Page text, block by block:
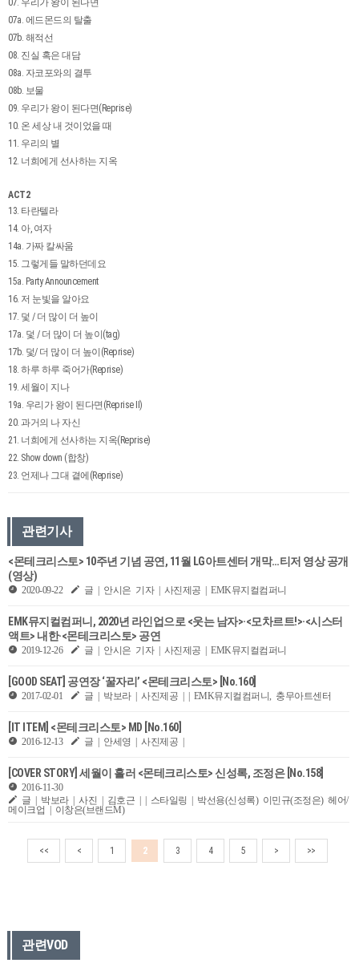
07. 우리가 왕이 된다면
07a. 에드몬드의 탈출
07b. 해적선
08. 진실 혹은 대담
08a. 자코포와의 결투
08b. 보물
09. 우리가 왕이 된다면(Reprise)
10. 온 세상 내 것이었을 때
11. 우리의 별
12. 너희에게 선사하는 지옥
ACT2
13. 타란텔라
14. 아, 여자
14a. 가짜 칼싸움
15. 그렇게들 말하던데요
15a. Party Announcement
16. 저 눈빛을 알아요
17. 덫 / 더 많이 더 높이
17a. 덫 / 더 많이 더 높이(tag)
17b. 덫/ 더 많이 더 높이(Reprise)
18. 하루 하루 죽어가(Reprise)
19. 세월이 지나
19a. 우리가 왕이 된다면(Reprise II)
20. 과거의 나 자신
21. 너희에게 선사하는 지옥(Reprise)
22. Show down (합창)
23. 언제나 그대 곁에(Reprise)
관련기사
<몬테크리스토> 10주년 기념 공연, 11월 LG아트센터 개막…티저 영상 공개
(영상)
2020-09-22 글 | 안시은 기자 | 사진제공 | EMK뮤지컬컴퍼니
EMK뮤지컬컴퍼니, 2020년 라인업으로 <웃는 남자>·<모차르트!>·<시스터
액트> 내한·<몬테크리스토> 공연
2019-12-26 글 | 안시은 기자 | 사진제공 | EMK뮤지컬컴퍼니
[GOOD SEAT] 공연장 ‘꿀자리’ <몬테크리스토> [No.160]
2017-02-01 글 | 박보라 | 사진제공 | | EMK뮤지컬컴퍼니, 충무아트센터
[IT ITEM] <몬테크리스토> MD [No.160]
2016-12-13 글 | 안세영 | 사진제공 |
[COVER STORY] 세월이 흘러 <몬테크리스토> 신성록, 조정은 [No.158]
2016-11-30
글 | 박보라 | 사진 | 김호근 | | 스타일링 | 박선용(신성록) 이민규(조정은) 헤어/
메이크업 | 이창은(브랜드M)
<< < 1 2 3 4 5 > >>
관련VOD